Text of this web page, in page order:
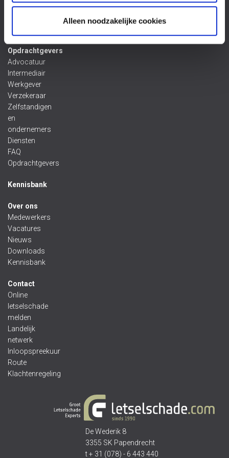
Alleen noodzakelijke cookies
door
Opdrachtgevers
Advocatuur
Intermediair
Werkgever
Verzekeraar
Zelfstandigen
en
ondernemers
Diensten
FAQ
Opdrachtgevers
Kennisbank
Over ons
Medewerkers
Vacatures
Nieuws
Downloads
Kennisbank
Contact
Online
letselschade
melden
Landelijk
netwerk
Inloopspreekuur
Route
Klachtenregeling
De Wederik 8
3355 SK Papendrecht
t + 31 (078) - 6 443 440